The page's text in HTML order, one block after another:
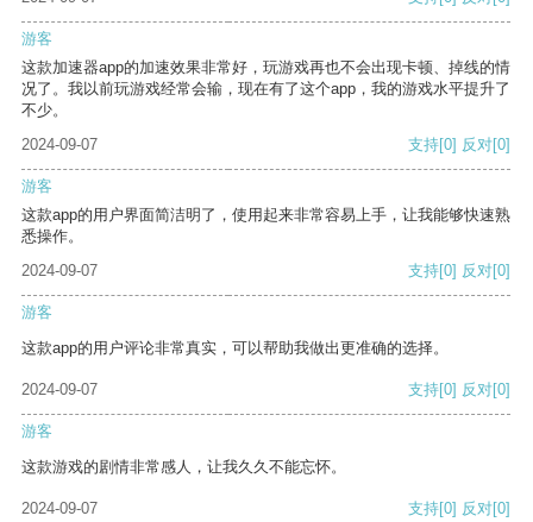
游客
这款加速器app的加速效果非常好，玩游戏再也不会出现卡顿、掉线的情
况了。我以前玩游戏经常会输，现在有了这个app，我的游戏水平提升了
不少。
2024-09-07
支持[0] 反对[0]
游客
这款app的用户界面简洁明了，使用起来非常容易上手，让我能够快速熟
悉操作。
2024-09-07
支持[0] 反对[0]
游客
这款app的用户评论非常真实，可以帮助我做出更准确的选择。
2024-09-07 支持[0] 反对[0]
游客
这款游戏的剧情非常感人，让我久久不能忘怀。
2024-09-07 支持[0] 反对[0]